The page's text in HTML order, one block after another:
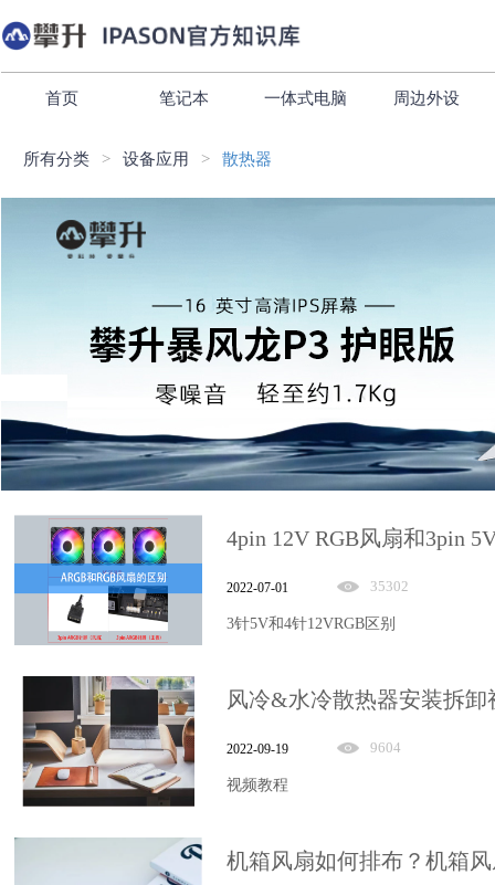
首页 笔记本 一体式电脑 周边外设
所有分类 设备应用 散热器
2022-07-01 35302
3针5V和4针12VRGB区别
2022-09-19 9604
视频教程
机箱风扇如何排布？机箱